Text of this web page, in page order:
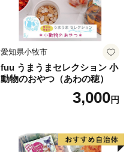
愛知県小牧市
fuu うまうまセレクション 小
動物のおやつ（あわの穂）
3,000円